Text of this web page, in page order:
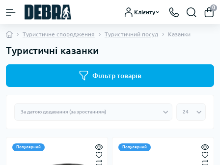
Клієнту
0
Туристичне спорядження Туристичний посуд Казанки
Туристичні казанки
Фільтр товарів
Популярний Популярний